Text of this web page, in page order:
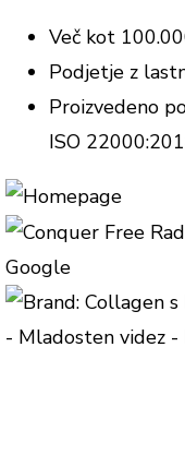
Več kot
Podjetje z
Proizvedeno
ISO
Google